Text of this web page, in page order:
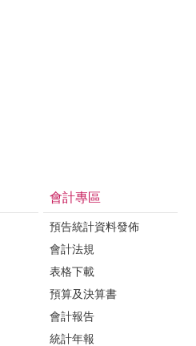
會計專區
預告統計資料發佈
會計法規
表格下載
預算及決算書
會計報告
統計年報